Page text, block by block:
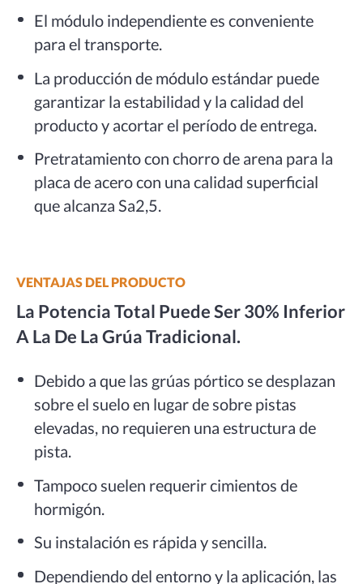
El módulo independiente es conveniente
para el transporte.
La producción de módulo estándar puede
garantizar la estabilidad y la calidad del
producto y acortar el período de entrega.
Pretratamiento con chorro de arena para la
placa de acero con una calidad superficial
que alcanza Sa2,5.
VENTAJAS DEL PRODUCTO
La Potencia Total Puede Ser 30% Inferior
A La De La Grúa Tradicional.
Debido a que las grúas pórtico se desplazan
sobre el suelo en lugar de sobre pistas
elevadas, no requieren una estructura de
pista.
Tampoco suelen requerir cimientos de
hormigón.
Su instalación es rápida y sencilla.
Dependiendo del entorno y la aplicación, las